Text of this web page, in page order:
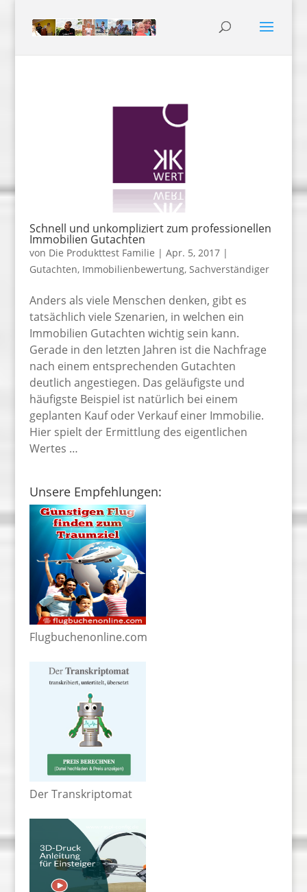
Schnell und unkompliziert zum professionellen
Immobilien Gutachten
von Die Produkttest Familie | Apr. 5, 2017|
Gutachten, Immobilienbewertung, Sachverständiger
Anders als viele Menschen denken, gibt es
tatsächlich viele Szenarien, in welchen ein
Immobilien Gutachten wichtig sein kann.
Gerade in den letzten Jahren ist die Nachfrage
nach einem entsprechenden Gutachten
deutlich angestiegen. Das geläufigste und
häufigste Beispiel ist natürlich bei einem
geplanten Kauf oder Verkauf einer Immobilie.
Hier spielt der Ermittlung des eigentlichen
Wertes …
Unsere Empfehlungen:
Flugbuchenonline.com
Der Transkriptomat